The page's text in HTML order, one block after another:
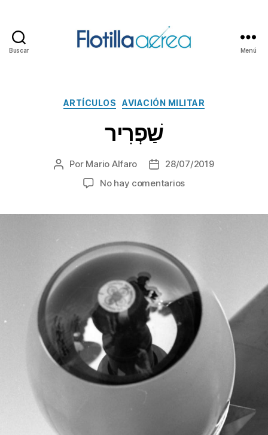
Buscar Menú
Categorías
ARTÍCULOS AVIACIÓN MILITAR
שַׁפְרִיר
Autor
Por Mario Alfaro
Fecha28/07/2019
No hay comentariosen